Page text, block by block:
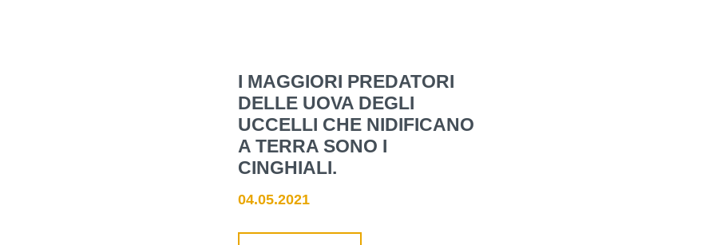
I MAGGIORI PREDATORI
DELLE UOVA DEGLI
UCCELLI CHE NIDIFICANO
A TERRA SONO I
CINGHIALI.
04.05.2021